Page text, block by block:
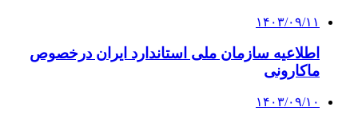
۱۴۰۳/۰۹/۱۱
اطلاعیه سازمان ملی استاندارد ایران درخصوص
ماکارونی
۱۴۰۳/۰۹/۱۰